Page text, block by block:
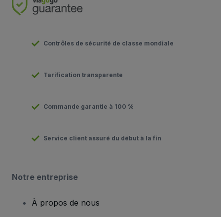
Contrôles de sécurité de classe mondiale
Tarification transparente
Commande garantie à 100 %
Service client assuré du début à la fin
Notre entreprise
À propos de nous